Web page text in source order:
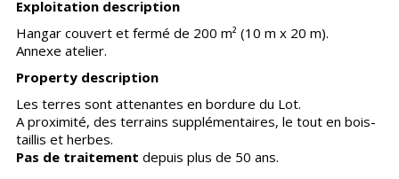
Exploitation description
Hangar couvert et fermé de 200 m² (10 m x 20 m).
Annexe atelier.
Property description
Les terres sont attenantes en bordure du Lot.
A proximité, des terrains supplémentaires, le tout en bois-
taillis et herbes.
Pas de traitement depuis plus de 50 ans.